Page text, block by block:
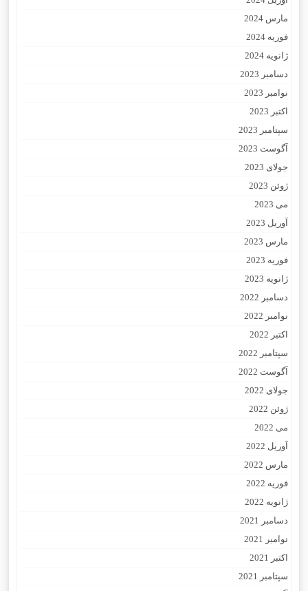
مارس 2024
فوریه 2024
ژانویه 2024
دسامبر 2023
نوامبر 2023
اکتبر 2023
سپتامبر 2023
آگوست 2023
جولای 2023
ژوئن 2023
می 2023
آوریل 2023
مارس 2023
فوریه 2023
ژانویه 2023
دسامبر 2022
نوامبر 2022
اکتبر 2022
سپتامبر 2022
آگوست 2022
جولای 2022
ژوئن 2022
می 2022
آوریل 2022
مارس 2022
فوریه 2022
ژانویه 2022
دسامبر 2021
نوامبر 2021
اکتبر 2021
سپتامبر 2021